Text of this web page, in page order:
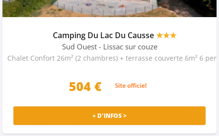
Camping Du Lac Du Causse★★★
Sud Ouest - Lissac sur couze
Chalet Confort 26m² (2 chambres) + terrasse couverte 6m² 6
504 €
+ D'INFOS >